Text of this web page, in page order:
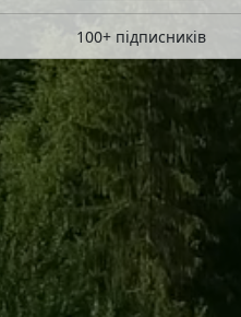
100+ підписників